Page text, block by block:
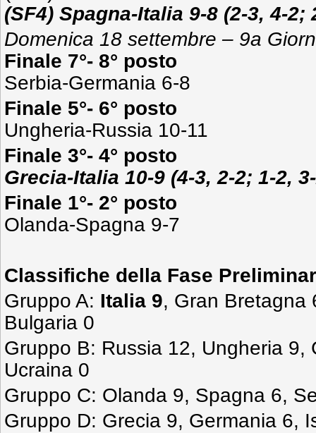
(SF4) Spagna-Italia 9-8 (2-3, 4-2;
Domenica 18 settembre – 9a
Finale 7°- 8° posto
Serbia-Germania 6-8
Finale 5°- 6° posto
Ungheria-Russia 10-11
Finale 3°- 4° posto
Grecia-Italia 10-9 (4-3, 2-2; 1-2,
Finale 1°- 2° posto
Olanda-Spagna 9-7
Classifiche della Fase
Gruppo A: Italia 9, Gran Bretagna
Bulgaria 0
Gruppo B: Russia 12, Ungheria 9,
Ucraina 0
Gruppo C: Olanda 9, Spagna 6,
Gruppo D: Grecia 9, Germania 6,